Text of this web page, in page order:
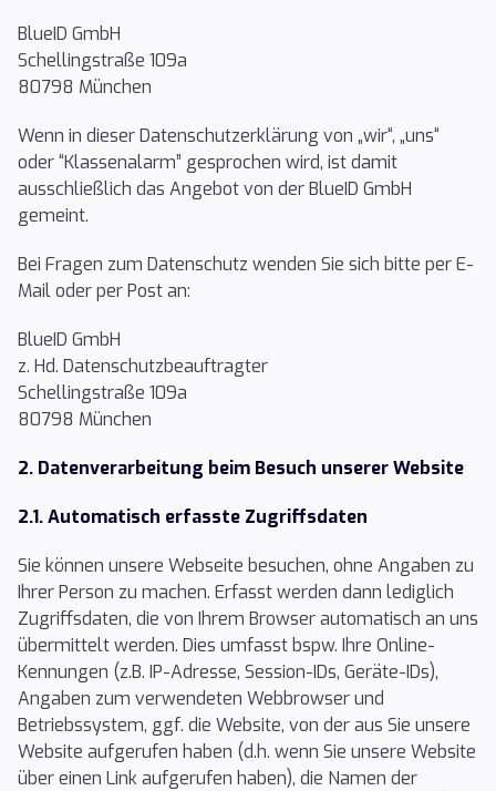
BlueID GmbH
Schellingstraße 109a
80798 München
Wenn in dieser Datenschutzerklärung von „wir“, „uns“
oder “Klassenalarm” gesprochen wird, ist damit
ausschließlich das Angebot von der BlueID GmbH
gemeint.
Bei Fragen zum Datenschutz wenden Sie sich bitte per E-
Mail oder per Post an:
BlueID GmbH
z. Hd. Datenschutzbeauftragter
Schellingstraße 109a
80798 München
2. Datenverarbeitung beim Besuch unserer Website
2.1. Automatisch erfasste Zugriffsdaten
Sie können unsere Webseite besuchen, ohne Angaben zu
Ihrer Person zu machen. Erfasst werden dann lediglich
Zugriffsdaten, die von Ihrem Browser automatisch an uns
übermittelt werden. Dies umfasst bspw. Ihre Online-
Kennungen (z.B. IP-Adresse, Session-IDs, Geräte-IDs),
Angaben zum verwendeten Webbrowser und
Betriebssystem, ggf. die Website, von der aus Sie unsere
Website aufgerufen haben (d.h. wenn Sie unsere Website
über einen Link aufgerufen haben), die Namen der